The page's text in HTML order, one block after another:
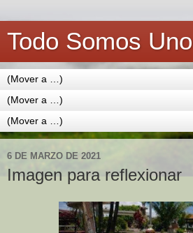
Todo Somos Uno
6 DE MARZO DE 2021
Imagen para reflexionar